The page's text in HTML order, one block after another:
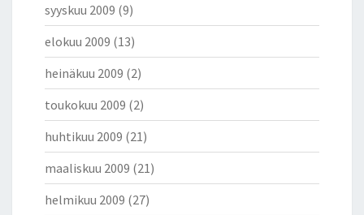
syyskuu 2009 (9)
elokuu 2009 (13)
heinäkuu 2009 (2)
toukokuu 2009 (2)
huhtikuu 2009 (21)
maaliskuu 2009 (21)
helmikuu 2009 (27)